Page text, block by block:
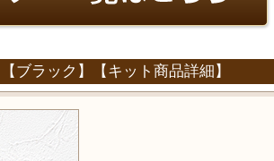
ブラック】【キット商品詳細】